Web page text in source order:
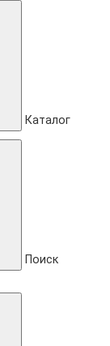
Каталог
Поиск